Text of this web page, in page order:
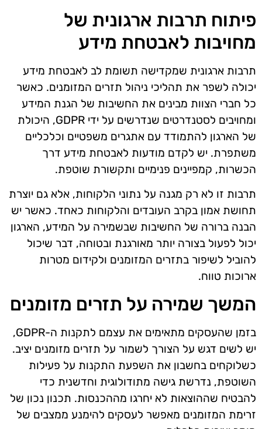
פיתוח תרבות ארגונית של
מחויבות לאבטחת מידע
תרבות ארגונית שמקדישה תשומת לב לאבטחת מידע
יכולה לשפר את תהליכי ניהול תזרים המזומנים. כאשר
כל חברי הצוות מבינים את החשיבות של הגנת המידע
ומחויבים לסטנדרטים שנדרשים על ידי GDPR, היכולת
של הארגון להתמודד עם אתגרים משפטיים וכלכליים
משתפרת. יש לקדם מודעות לאבטחת מידע דרך
הכשרות, קמפיינים פנימיים ותקשורת שוטפת.
תרבות זו לא רק מגנה על נתוני הלקוחות, אלא גם יוצרת
תחושת אמון בקרב העובדים והלקוחות כאחד. כאשר יש
הבנה ברורה של החשיבות שבשמירה על המידע, הארגון
יכול לפעול בצורה יותר מאורגנת ובטוחה, דבר שיכול
להוביל לשיפור בתזרים המזומנים ולקידום מטרות
ארוכות טווח.
המשך שמירה על תזרים מזומנים
בזמן שהעסקים מתאימים את עצמם לתקנות ה-GDPR,
יש לשים דגש על הצורך לשמור על תזרים מזומנים יציב.
כשלוקחים בחשבון את השפעת התקנות על פעילות
השוטפת, נדרשת גישה מתודולוגית וחדשנית כדי
להבטיח שההוצאות לא יחרגו מההכנסות. תכנון נכון של
זרימת המזומנים מאפשר לעסקים להימנע ממצבים של